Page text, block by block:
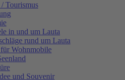
Tourismus
in und um Lauta
rund um Lauta
Wohnmobile
und Souvenir